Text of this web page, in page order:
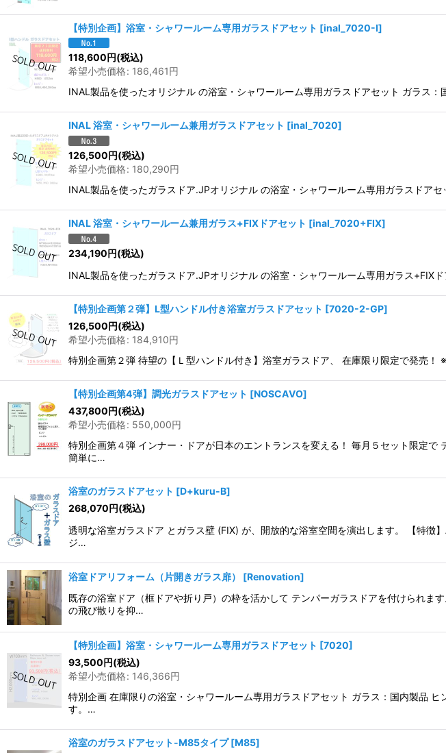
【特別企画】浴室・シャワールーム専用ガラスドアセット [inal_7020-I]
118,600円(税込)
希望小売価格: 186,461円
INAL製品を使ったオリジナル の浴室・シャワールーム専用ガラスドアセット ガラ
INAL 浴室・シャワールーム兼用ガラスドアセット [inal_7020]
126,500円(税込)
希望小売価格: 180,290円
INAL製品を使ったガラスドア.JPオリジナル の浴室・シャワールーム専用ガラスド
INAL 浴室・シャワールーム兼用ガラス+FIXドアセット [inal_7020+FIX]
234,190円(税込)
INAL製品を使ったガラスドア.JPオリジナル の浴室・シャワールーム専用ガラス
【特別企画第２弾】L型ハンドル付き浴室ガラスドアセット [7020-2-GP]
126,500円(税込)
希望小売価格: 184,910円
特別企画第２弾 待望の【Ｌ型ハンドル付き】浴室ガラスドア、 在庫限り限定で発売
【特別企画第4弾】調光ガラスドアセット [NOSCAVO]
437,800円(税込)
希望小売価格: 550,000円
特別企画第４弾 インナー・ドアが日本のエントランスを変える！ 毎月５セット限定
簡単に…
浴室のガラスドアセット [D+kuru-B]
268,070円(税込)
透明な浴室ガラスドア とガラス壁 (FIX) が、開放的な浴室空間を演出します。 【特
ジ…
浴室ドアリフォーム（片開きガラス扉） [Renovation]
既存の浴室ドア（框ドアや折り戸）の枠を活かして テンパーガラスドアを付けられま
の飛び散りを抑…
【特別企画】浴室・シャワールーム専用ガラスドアセット [7020]
93,500円(税込)
希望小売価格: 146,366円
特別企画 在庫限りの浴室・シャワールーム専用ガラスドアセット ガラス：国内製品
す。…
浴室のガラスドアセット-M85タイプ [M85]